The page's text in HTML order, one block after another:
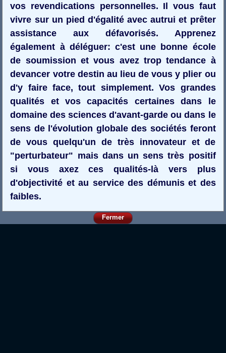
vos revendications personnelles. Il vous faut
vivre sur un pied d'égalité avec autrui et prêter
assistance aux défavorisés. Apprenez
également à déléguer: c'est une bonne école
de soumission et vous avez trop tendance à
devancer votre destin au lieu de vous y plier ou
d'y faire face, tout simplement. Vos grandes
qualités et vos capacités certaines dans le
domaine des sciences d'avant-garde ou dans le
sens de l'évolution globale des sociétés feront
de vous quelqu'un de très innovateur et de
"perturbateur" mais dans un sens très positif
si vous axez ces qualités-là vers plus
d'objectivité et au service des démunis et des
faibles.